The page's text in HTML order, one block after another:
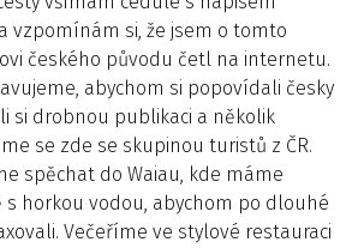
vzpomínám si, že jsem o tomto
českého původu četl na internetu.
abychom si popovídali česky
si drobnou publikaci a několik
se zde se skupinou turistů z ČR.
spěchat do Waiau, kde máme
s horkou vodou, abychom po dlouhé
Večeříme ve stylové restauraci